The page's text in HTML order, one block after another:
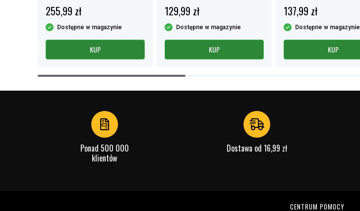
255,99 zł
Dostępne w magazynie
KUP
129,99 zł
Dostępne w magazynie
KUP
137,99 zł
Dostępne w magazynie
KUP
Item
Ponad 500 000
klientów
Dostawa od 16,99 zł
CENTRUM POMOCY